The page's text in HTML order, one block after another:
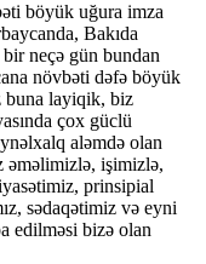
böyük uğura imza
Bakıda
neçə gün bundan
növbəti dəfə böyük
buna layiqik, biz
çox güclü
aləmdə olan
əməlimizlə, işimizlə,
prinsipial
sədaqətimiz və eyni
edilməsi bizə olan